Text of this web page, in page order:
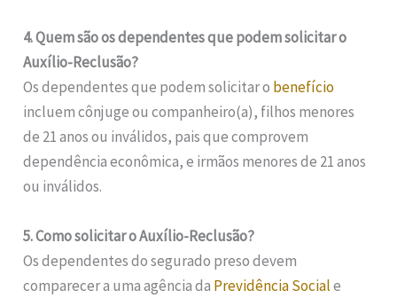
4. Quem são os dependentes que podem solicitar o
Auxílio-Reclusão?
Os dependentes que podem solicitar o benefício
incluem cônjuge ou companheiro(a), filhos menores
de 21 anos ou inválidos, pais que comprovem
dependência econômica, e irmãos menores de 21 anos
ou inválidos.
5. Como solicitar o Auxílio-Reclusão?
Os dependentes do segurado preso devem
comparecer a uma agência da Previdência Sociale